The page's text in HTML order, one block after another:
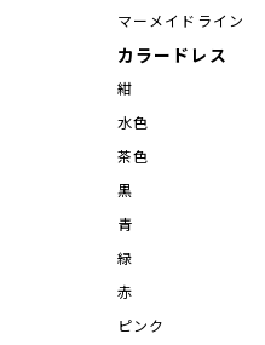
マーメイドライン
カラードレス
紺
水色
茶色
黒
青
緑
赤
ピンク